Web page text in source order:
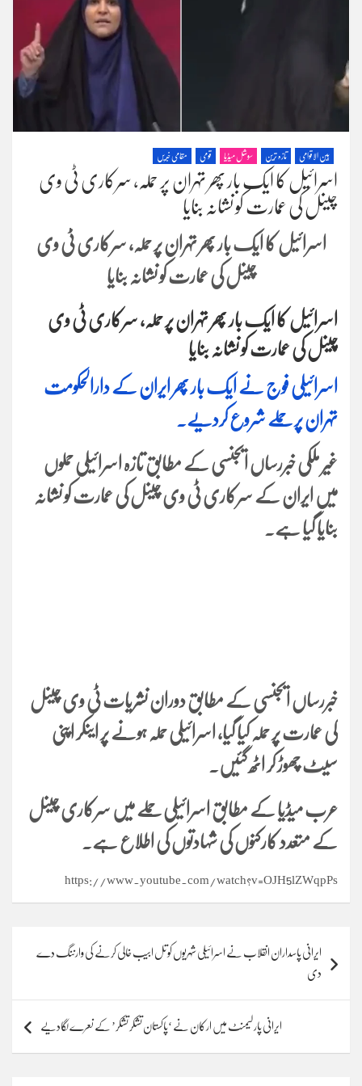
بین الاقوامی تازہ ترین سوشل میڈیا قومی مقامی خبریں
اسرائیل کا ایک بار پھر تہران پر حملہ، سرکاری ٹی وی
چینل کی عمارت کو نشانہ بنایا
اسرائیل کا ایک بار پھر تہران پر حملہ، سرکاری ٹی وی
چینل کی عمارت کو نشانہ بنایا
اسرائیل کا ایک بار پھر تہران پر حملہ، سرکاری ٹی وی
چینل کی عمارت کو نشانہ بنایا
اسرائیلی فوج نے ایک بار پھر ایران کے دارالحکومت
تہران پر حملے شروع کردیے۔
غیر ملکی خبررساں ایجنسی کے مطابق تازہ اسرائیلی حملوں
میں ایران کے سرکاری ٹی وی چینل کی عمارت کو نشانہ
بنایا گیا ہے۔
خبررساں ایجنسی کے مطابق دوران نشریات ٹی وی چینل
کی عمارت پر حملہ کیا گیا، اسرائیلی حملہ ہونے پر اینکر اپنی
سیٹ چھوڑ کر اٹھ گئیں۔
عرب میڈیا کے مطابق اسرائیلی حملے میں سرکاری چینل
کے متعدد کارکنوں کی شہادتوں کی اطلاع ہے۔
https://www.youtube.com/watch?v=OJH5lZWqpPs
navigation
ایرانی پاسداران انقلاب نے اسرائیلی شہریوں کو تل ابیب خالی کرنے کی وارننگ دے
دی
ایرانی پارلیمنٹ میں ارکان نے ‘پاکستان تشکر تشکر’ کے نعرے لگادیے